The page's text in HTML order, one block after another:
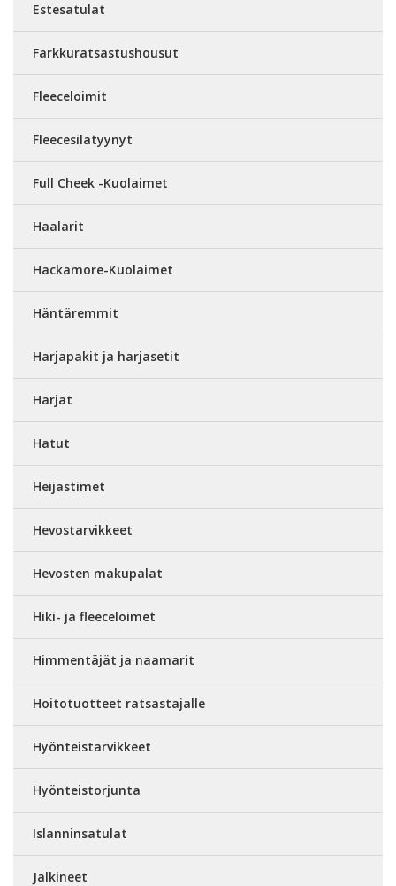
Estesatulat
Farkkuratsastushousut
Fleeceloimit
Fleecesilatyynyt
Full Cheek -Kuolaimet
Haalarit
Hackamore-Kuolaimet
Häntäremmit
Harjapakit ja harjasetit
Harjat
Hatut
Heijastimet
Hevostarvikkeet
Hevosten makupalat
Hiki- ja fleeceloimet
Himmentäjät ja naamarit
Hoitotuotteet ratsastajalle
Hyönteistarvikkeet
Hyönteistorjunta
Islanninsatulat
Jalkineet